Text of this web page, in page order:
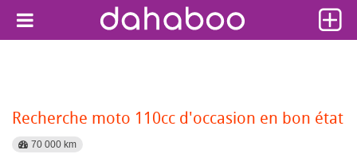
Recherche moto 110cc d'occasion en bon état
70 000 km